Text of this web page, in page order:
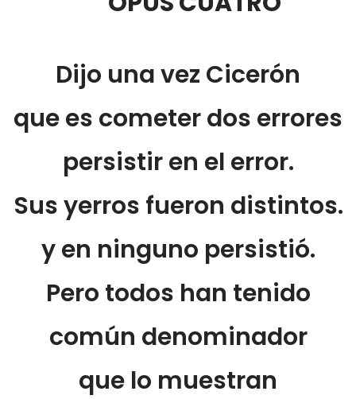
Dijo una vez Cicerón
que es cometer dos errores
persistir en el error.
Sus yerros fueron distintos.
y en ninguno persistió.
Pero todos han tenido
común denominador
que lo muestran